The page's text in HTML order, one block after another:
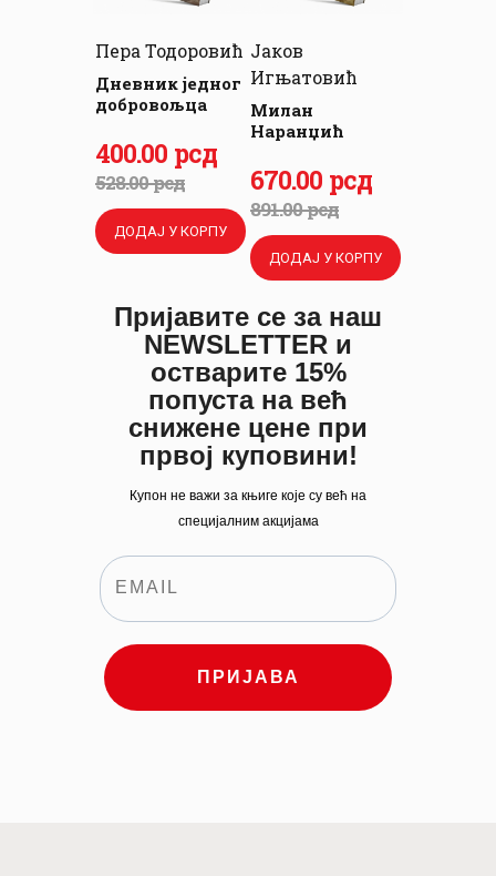
Пера Тодоровић
Дневник једног
добровољца
528.00рсд
Оригинална
цена
је
била:
400.00 рсд
Тренутна
цена
је:
400.
рсд.
ДОДАЈ У КОРПУ
Јаков
Игњатовић
Милан
Наранџић
891.00рсд
Оригинална
цена
је
била:
891
0
0
рсд.
670.00 рсд
Тренутна
цена
је:
670.
0
0
рсд.
ДОДАЈ У КОРПУ
Пријавите се за наш
NEWSLETTER и
остварите 15%
попуста на већ
снижене цене при
првој куповини!
Купон не важи за књиге које су већ на
специјалним акцијама
ПРИЈАВА